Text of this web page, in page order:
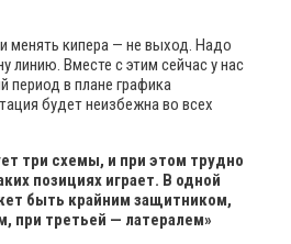
менять кипера — не выход. Надо
линию. Вместе с этим сейчас у нас
период в плане графика
будет неизбежна во всех
три схемы, и при этом трудно
позициях играет. В одной
быть крайним защитником,
при третьей — латералем»